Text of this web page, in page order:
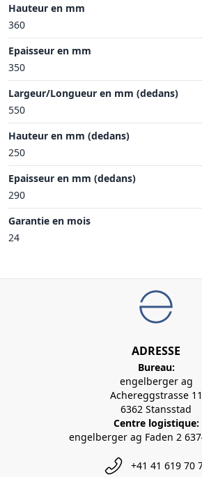
Hauteur en mm
360
Epaisseur en mm
350
Largeur/Longueur en mm (dedans)
550
Hauteur en mm (dedans)
250
Epaisseur en mm (dedans)
290
Garantie en mois
24
ADRESSE
Bureau:
engelberger ag
Achereggstrasse 11
6362 Stansstad
Centre logistique:
engelberger ag Faden 2
+41 41 619 70